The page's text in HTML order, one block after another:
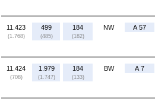
11.423
(1.768)
499
(485)
184
(182)
NW A 57
11.424
(708)
1.979
(1.747)
184
(133)
BW A 7